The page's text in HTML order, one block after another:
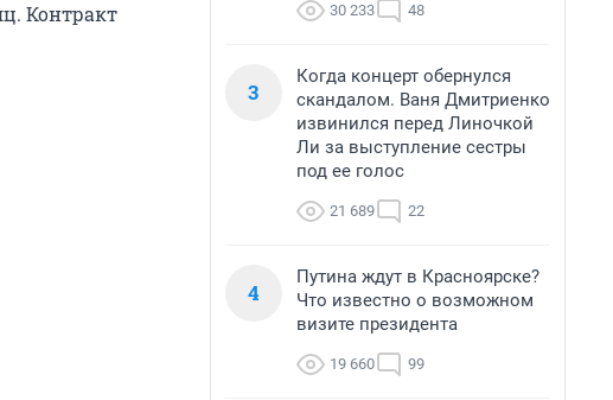
Контракт
30 233 48
3
Когда концерт обернулся
скандалом. Ваня Дмитриенко
извинился перед Линочкой
Ли за выступление сестры
под ее голос
21 689 22
4
Путина ждут в Красноярске?
Что известно о возможном
визите президента
19 660 99